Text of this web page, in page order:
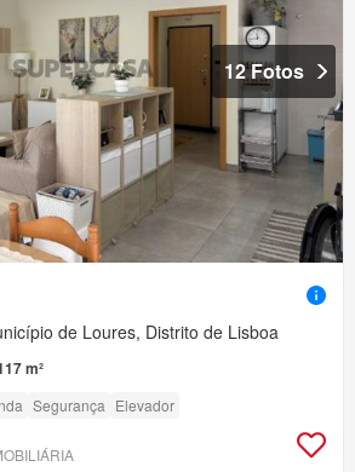
12 Fotos
de Loures, Distrito de Lisboa
m²
Segurança Elevador